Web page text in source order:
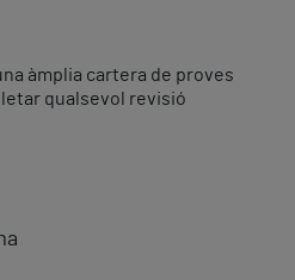
àmplia cartera de proves
qualsevol revisió